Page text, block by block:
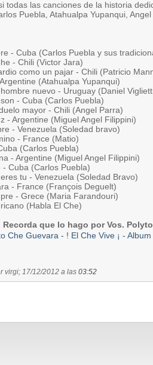
todas las canciones de la historia
Puebla, Atahualpa Yupanqui,
- Cuba (Carlos Puebla y sus
- Chili (Victor Jara)
como un pajar - Chili (Patricio
(Atahualpa Yupanqui)
nuevo - Uruguay (Daniel
- Cuba (Carlos Puebla)
mayor - Chili (Angel Parra)
- Argentine (Miguel Angel Filippini)
- Venezuela (Soledad bravo)
- France (Matio)
(Carlos Puebla)
- Argentine (Miguel Angel Filippini)
- Cuba (Carlos Puebla)
tu - Venezuela (Soledad Bravo)
- France (François Deguelt)
- Grece (Maria Farandouri)
(Habla El Che)
Recorda que lo hago por Vos.
Che Guevara - ! El Che Vive ¡ -
virgi; 17/12/2012 a las 03:52